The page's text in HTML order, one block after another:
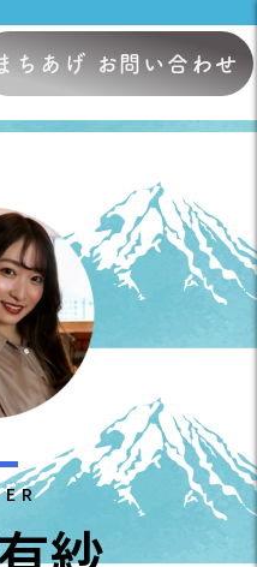
まちあげ お問い合わせ